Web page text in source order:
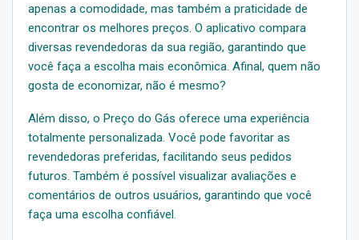
apenas a comodidade, mas também a praticidade de
encontrar os melhores preços. O aplicativo compara
diversas revendedoras da sua região, garantindo que
você faça a escolha mais econômica. Afinal, quem não
gosta de economizar, não é mesmo?
Além disso, o Preço do Gás oferece uma experiência
totalmente personalizada. Você pode favoritar as
revendedoras preferidas, facilitando seus pedidos
futuros. Também é possível visualizar avaliações e
comentários de outros usuários, garantindo que você
faça uma escolha confiável.